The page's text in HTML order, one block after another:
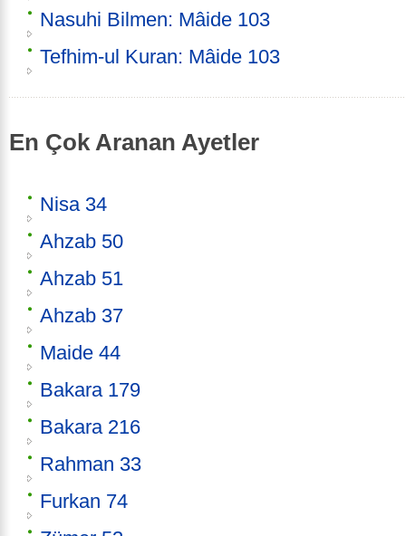
Nasuhi Bilmen: Mâide 103
Tefhim-ul Kuran: Mâide 103
En Çok Aranan Ayetler
Nisa 34
Ahzab 50
Ahzab 51
Ahzab 37
Maide 44
Bakara 179
Bakara 216
Rahman 33
Furkan 74